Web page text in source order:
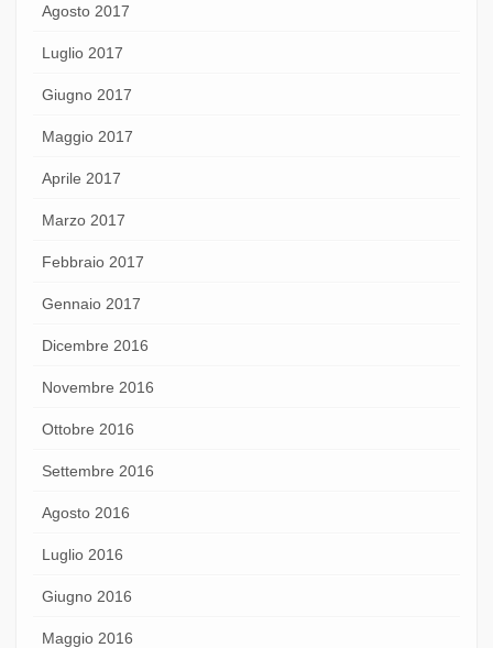
Agosto 2017
Luglio 2017
Giugno 2017
Maggio 2017
Aprile 2017
Marzo 2017
Febbraio 2017
Gennaio 2017
Dicembre 2016
Novembre 2016
Ottobre 2016
Settembre 2016
Agosto 2016
Luglio 2016
Giugno 2016
Maggio 2016